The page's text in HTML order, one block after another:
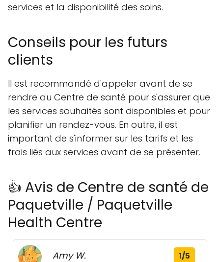
services et la disponibilité des soins.
Conseils pour les futurs
clients
Il est recommandé d'appeler avant de se
rendre au Centre de santé pour s'assurer que
les services souhaités sont disponibles et pour
planifier un rendez-vous. En outre, il est
important de s'informer sur les tarifs et les
frais liés aux services avant de se présenter.
👍 Avis de Centre de santé de
Paquetville / Paquetville
Health Centre
Amy W. 1/5